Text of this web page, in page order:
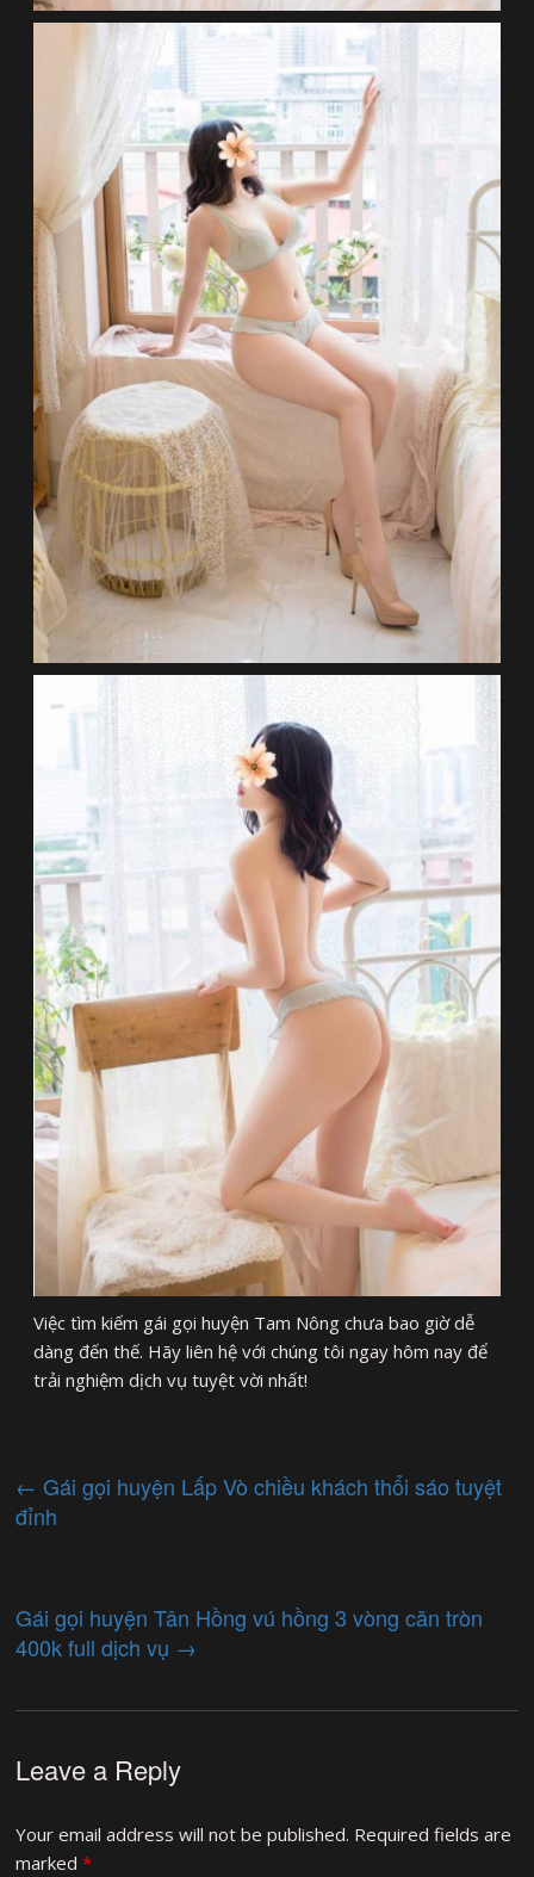
Việc tìm kiếm gái gọi huyện Tam Nông chưa bao giờ dễ
dàng đến thế. Hãy liên hệ với chúng tôi ngay hôm nay để
trải nghiệm dịch vụ tuyệt vời nhất!
← Gái gọi huyện Lấp Vò chiều khách thổi sáo tuyệt
đỉnh
Gái gọi huyện Tân Hồng vú hồng 3 vòng căn tròn
400k full dịch vụ →
Leave a Reply
Your email address will not be published. Required fields are
marked*